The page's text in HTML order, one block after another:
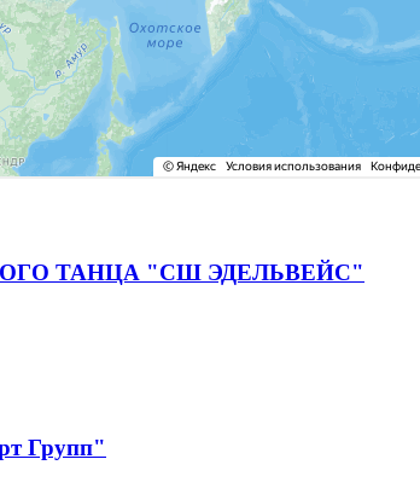
ТАНЦА "СШ ЭДЕЛЬВЕЙС"
Групп"